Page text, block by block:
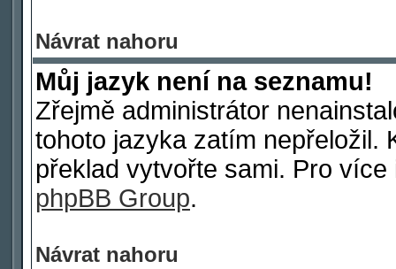
Návrat nahoru
Můj jazyk není na seznamu!
Zřejmě administrátor
tohoto jazyka zatím nepřeložil.
překlad vytvořte sami. Pro
phpBB Group.
Návrat nahoru